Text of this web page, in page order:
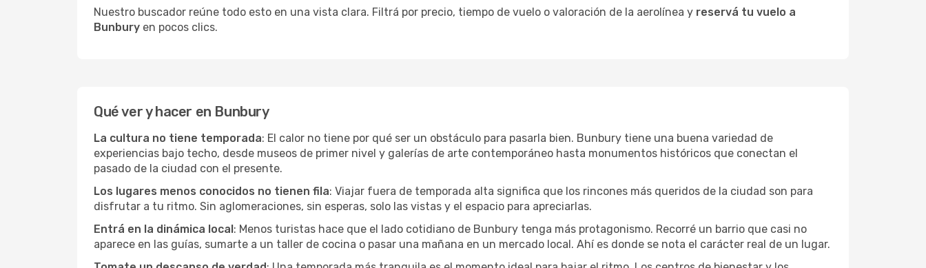
Nuestro buscador reúne todo esto en una vista clara. Filtrá por precio, tiempo de vuelo o valoración de la aerolínea y reservá tu vuelo a
Bunbury en pocos clics.
Qué ver y hacer en Bunbury
La cultura no tiene temporada: El calor no tiene por qué ser un obstáculo para pasarla bien. Bunbury tiene una buena variedad de
experiencias bajo techo, desde museos de primer nivel y galerías de arte contemporáneo hasta monumentos históricos que conectan el
pasado de la ciudad con el presente.
Los lugares menos conocidos no tienen fila: Viajar fuera de temporada alta significa que los rincones más queridos de la ciudad son para
disfrutar a tu ritmo. Sin aglomeraciones, sin esperas, solo las vistas y el espacio para apreciarlas.
Entrá en la dinámica local: Menos turistas hace que el lado cotidiano de Bunbury tenga más protagonismo. Recorré un barrio que casi no
aparece en las guías, sumarte a un taller de cocina o pasar una mañana en un mercado local. Ahí es donde se nota el carácter real de un lugar.